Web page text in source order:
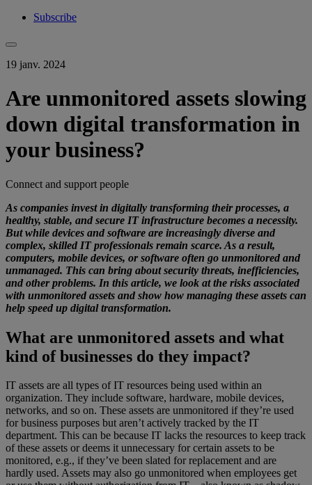
Subscribe
19 janv. 2024
Are unmonitored assets slowing
down digital transformation in
your business?
Connect and support people
As companies invest in digitally transforming their processes, a
healthy, stable, and secure IT infrastructure becomes a necessity.
But while devices and software are increasingly diverse and
complex, skilled IT professionals remain scarce. As a result,
computers, mobile devices, or software often go unmonitored and
unmanaged. This can bring about security threats, inefficiencies,
and other problems. In this article, we look at the risks associated
with unmonitored assets and show how managing these assets can
help speed up digital transformation.
What are unmonitored assets and what
kind of businesses do they impact?
IT assets are all types of IT resources being used within an
organization. They include software, hardware, mobile devices,
networks, and so on. These assets are unmonitored if they’re used
for business purposes but aren’t actively tracked by the IT
department. This can be because IT lacks the resources to keep track
of these assets or deems it unnecessary for certain assets to be
monitored, e.g., if they’ve been slated for replacement and are
hardly used. Assets may also go unmonitored when employees get